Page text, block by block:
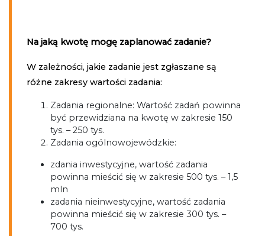
Na jaką kwotę mogę zaplanować zadanie?
W zależności, jakie zadanie jest zgłaszane są
różne zakresy wartości zadania:
Zadania regionalne: Wartość zadań powinna
być przewidziana na kwotę w zakresie 150
tys. – 250 tys.
Zadania ogólnowojewódzkie:
zdania inwestycyjne, wartość zadania
powinna mieścić się w zakresie 500 tys. – 1,5
mln
zadania nieinwestycyjne, wartość zadania
powinna mieścić się w zakresie 300 tys. –
700 tys.